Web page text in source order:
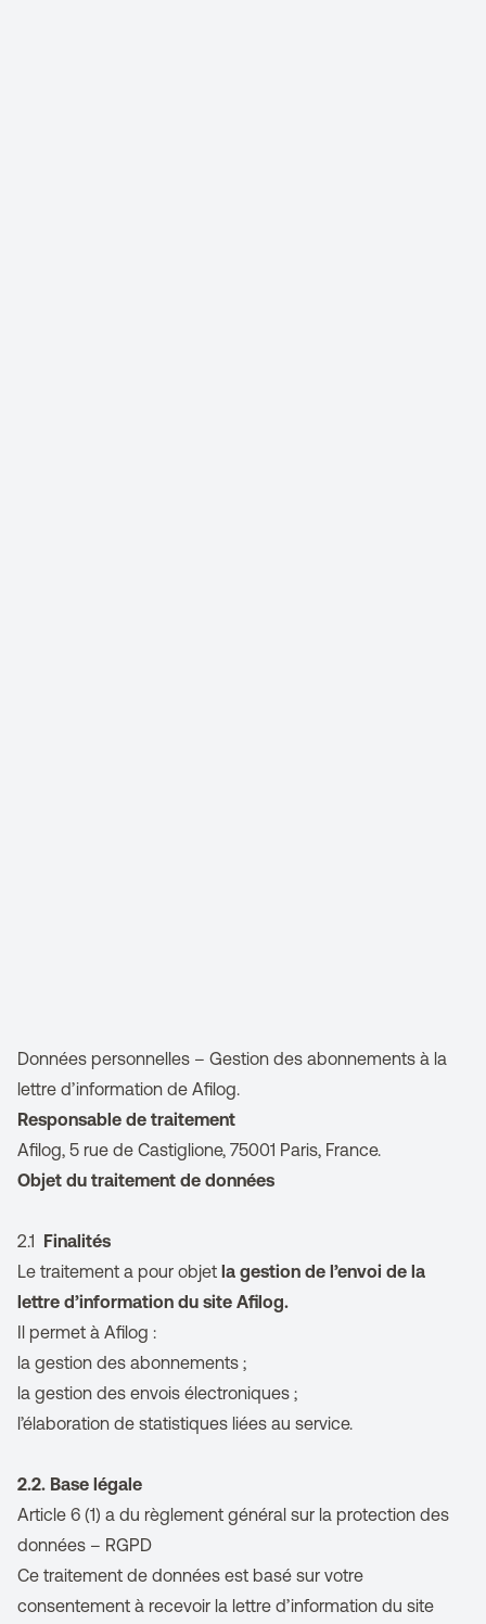
Données personnelles – Gestion des abonnements à la
lettre d’information de Afilog.
Responsable de traitement
Afilog, 5 rue de Castiglione, 75001 Paris, France.
Objet du traitement de données
2.1 Finalités
Le traitement a pour objet la gestion de l’envoi de la
lettre d’information du site Afilog.
Il permet à Afilog :
la gestion des abonnements ;
la gestion des envois électroniques ;
l’élaboration de statistiques liées au service.
2.2. Base légale
Article 6 (1) a du règlement général sur la protection des
données – RGPD
Ce traitement de données est basé sur votre
consentement à recevoir la lettre d’information du site